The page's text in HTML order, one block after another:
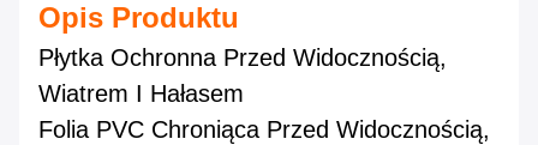
Opis Produktu
Płytka Ochronna Przed Widocznością,
Wiatrem I Hałasem
Folia PVC Chroniąca Przed Widocznością,